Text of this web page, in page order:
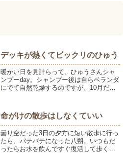
デッキが熱くてビックリのひゅう
暖かい日を見計らって、ひゅうさんシャ
ンプーday。シャンプー後は自らベランダ
にでて自然乾燥するのですが、10月だと
化」リアルに感じます。とはいえ、夕方
になれば秋らしくお...
命がけの散歩はしなくていい
曇り空だった3日の夕方に短い散歩に行っ
たら、バテバテになった八朔。いつもだ
ったらお水を飲んですぐ復活して歩くの